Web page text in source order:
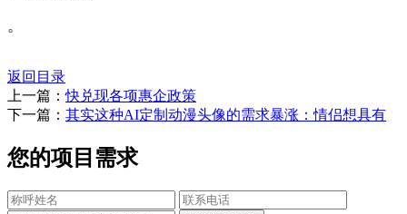
。
返回目录
上一篇：快兑现各项惠企政策
下一篇： 其实这种AI定制动漫头像的需求暴涨：情侣想具有
您的项目需求